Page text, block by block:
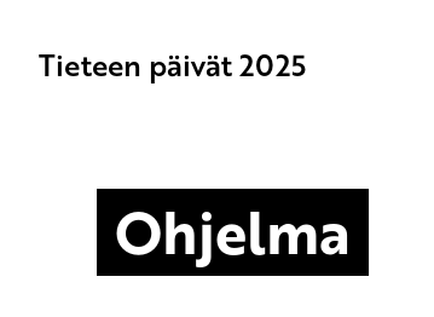
Tieteen päivät 2025
Ohjelma